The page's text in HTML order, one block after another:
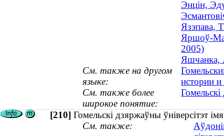
Энцін,
Язэпава,
Яршоў-
2005)
Яшчанка,
См. также на другом
языке:
истории
См. также более
широкое понятие:
[210] Гомельскі дзяржаўны ўніверсітэт
См. также: